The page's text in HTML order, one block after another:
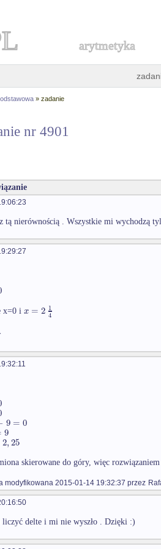
arytmetyka
» zadanie
nr 4901
tą nierównością . Wszystkie mi wychodzą
x=0 i x = 2 1
4
9 = 0
9
2,25
skierowane do góry, więc
modyfikowana 2015-01-14 19:32:37 przez
liczyć delte i mi nie wyszło . Dzięki :)